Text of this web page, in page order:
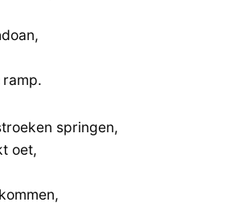
springen,
oet,